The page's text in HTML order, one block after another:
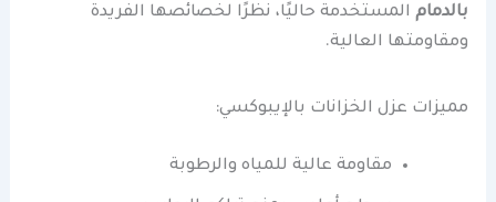
بالدمام المستخدمة حاليًا، نظرًا لخصائصها الفريدة
ومقاومتها العالية.
مميزات عزل الخزانات بالإيبوكسي:
مقاومة عالية للمياه والرطوبة